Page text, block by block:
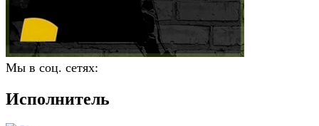
Мы в соц. сетях:
Исполнитель